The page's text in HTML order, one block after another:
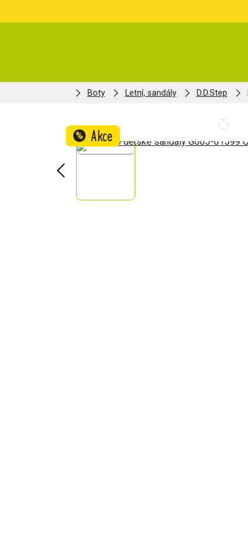
Boty Letní, sandály D.D.Step
% Akce